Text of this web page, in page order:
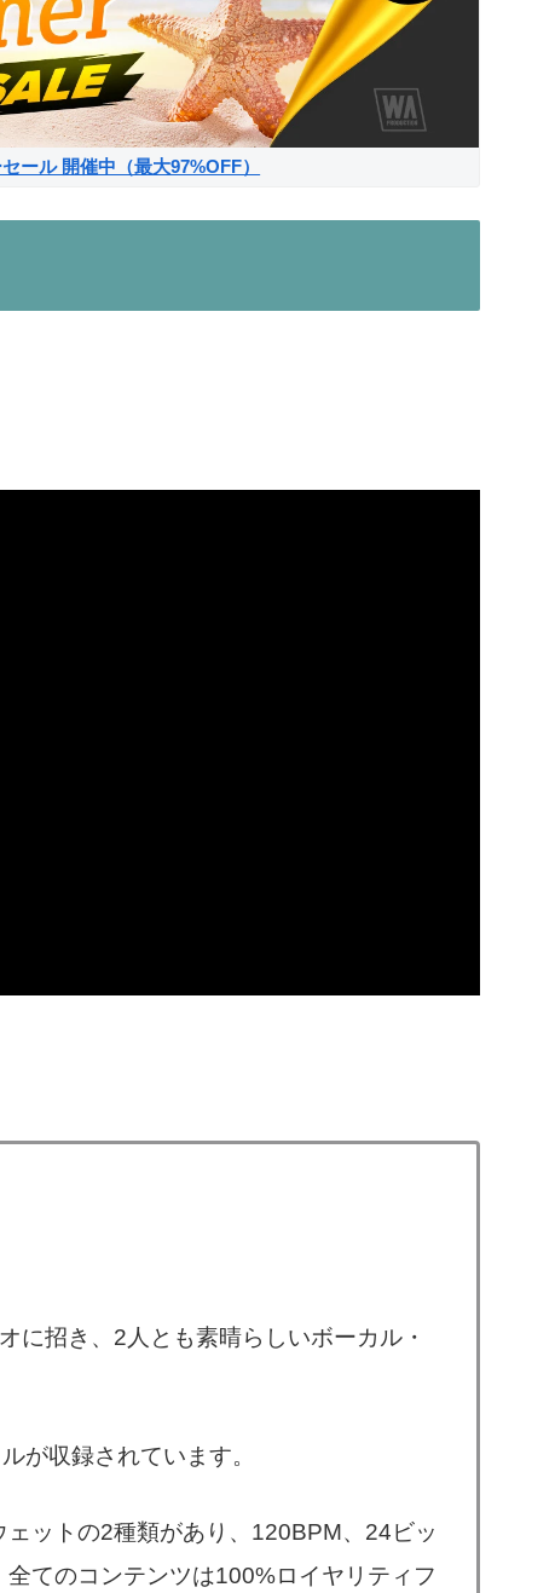
ール 開催中（最大97%OFF）
に招き、2人とも素晴らしいボーカル・
が収録されています。
ットの2種類があり、120BPM、24ビッ
てのコンテンツは100%ロイヤリティフ